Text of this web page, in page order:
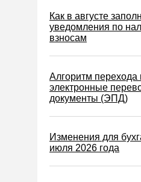
Ответственность
Статистика
Онлайн-кассы
Управленческий
Анализ
Как в августе
уведомления по
взносам
Алгоритм перехода
электронные
документы (ЭПД)
Изменения для
июля 2026 года